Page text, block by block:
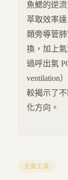
魚鰓的逆流
萃取效率
類旁導管肺
換，加上
過呼出氣
ventilation
較揭示了
化方向。
互動工具